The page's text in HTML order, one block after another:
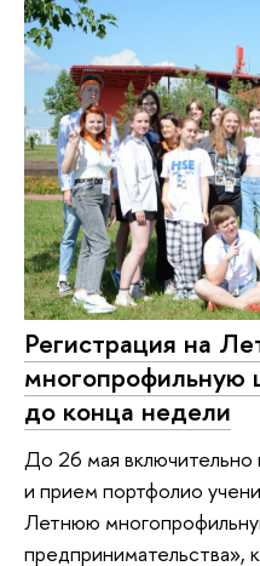
Регистрация на
многопрофильную
до конца недели
До 26 мая включительно
и прием портфолио
Летнюю